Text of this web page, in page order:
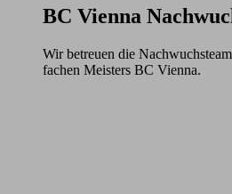
BC Vienna
Wir betreuen die
fachen Meisters BC Vienna.